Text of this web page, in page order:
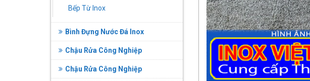
Bếp Từ Inox
Bình Đựng Nước Đá Inox
Chậu Rửa Công Nghiệp
Chậu Rửa Công Nghiệp